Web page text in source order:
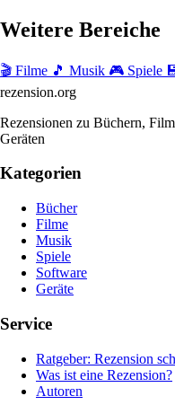
Weitere Bereiche
🎬 Filme 🎵 Musik 🎮 Spiele
rezension.org
Rezensionen zu Büchern,
Geräten
Kategorien
Bücher
Filme
Musik
Spiele
Software
Geräte
Service
Ratgeber: Rezension
Was ist eine Rezension?
Autoren